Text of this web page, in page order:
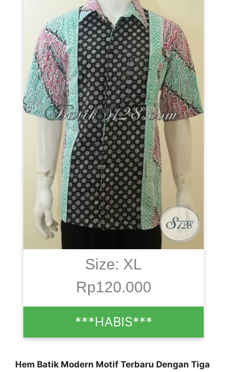
Size: XL
Rp120.000
***HABIS***
Hem Batik Modern Motif Terbaru Dengan Tiga